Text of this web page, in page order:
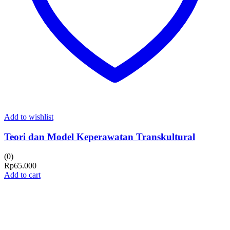
Add to wishlist
Teori dan Model Keperawatan Transkultural
(0)
Rp65.000
Add to cart